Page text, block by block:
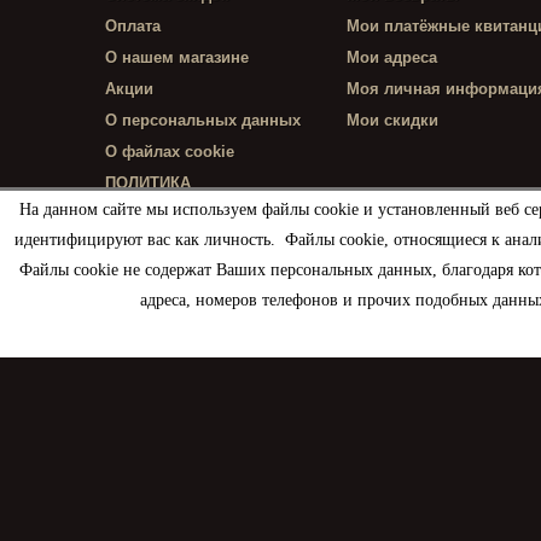
На данном сайте мы используем файлы cookie и установленный веб
идентифицируют вас как личность. Файлы cookie, относящиеся к
Файлы cookie не содержат Ваших персональных данных, благодаря
адреса, номеров телефонов и прочих подобных
Оплата
О нашем магазине
Акции
О персональных данных
О файлах cookie
ПОЛИТИКА
КОНФИДЕНЦИАЛЬНОСТИ
Мои платёжные
Мои адреса
Моя личная
Мои скидки